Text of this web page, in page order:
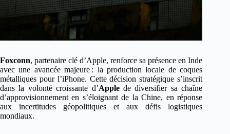
Foxconn, partenaire clé d’Apple, renforce sa présence en Inde
avec une avancée majeure : la production locale de coques
métalliques pour l’iPhone. Cette décision stratégique s’inscrit
dans la volonté croissante d’Applede diversifier sa chaîne
d’approvisionnement en s’éloignant de la Chine, en réponse
aux incertitudes géopolitiques et aux défis logistiques
mondiaux.